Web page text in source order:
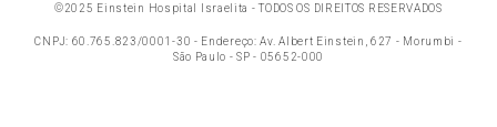
©2025 Einstein Hospital Israelita -TODOS OS DIREITOS RESERVADOS
CNPJ: 60.765.823/0001-30 - Endereço: Av. Albert Einstein, 627 - Morumbi -
São Paulo - SP - 05652-000